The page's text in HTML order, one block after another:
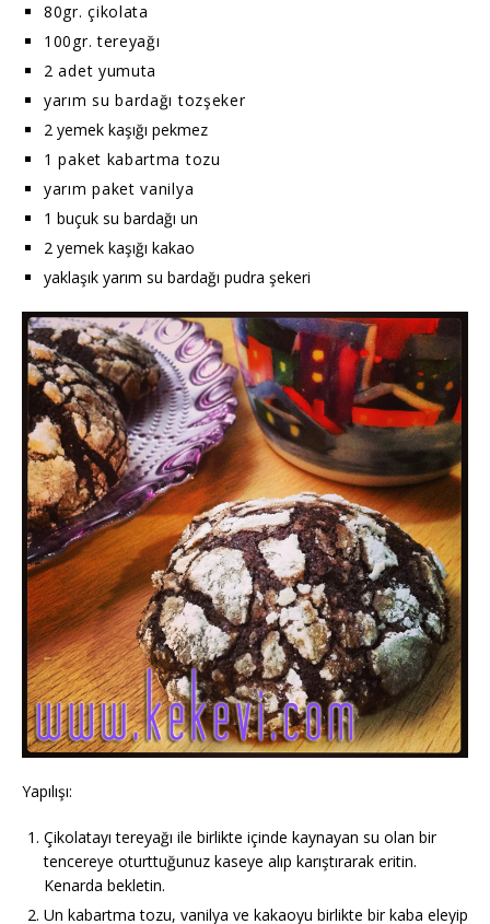
80gr. çikolata
100gr. tereyağı
2 adet yumuta
yarım su bardağı tozşeker
2 yemek kaşığı pekmez
1 paket kabartma tozu
yarım paket vanilya
1 buçuk su bardağı un
2 yemek kaşığı kakao
yaklaşık yarım su bardağı pudra şekeri
Yapılışı:
Çikolatayı tereyağı ile birlikte içinde kaynayan su olan bir
tencereye oturttuğunuz kaseye alıp karıştırarak eritin.
Kenarda bekletin.
Un kabartma tozu, vanilya ve kakaoyu birlikte bir kaba eleyip